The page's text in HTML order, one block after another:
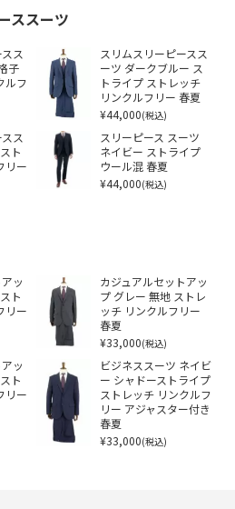
ススーツ
ス
子
ルフ
スリムスリーピースス
ーツ ダークブルー ス
トライプ ストレッチ
リンクルフリー 春夏
¥44,000(税込)
ス
ト
リー
スリーピース スーツ
ネイビー ストライプ
ウール混 春夏
¥44,000(税込)
ッ
ト
リー
カジュアルセットアッ
プ グレー 無地 ストレ
ッチ リンクルフリー
春夏
¥33,000(税込)
ッ
ト
リー
ビジネススーツ ネイビ
ー シャドーストライプ
ストレッチ リンクルフ
リー アジャスター付き
春夏
¥33,000(税込)